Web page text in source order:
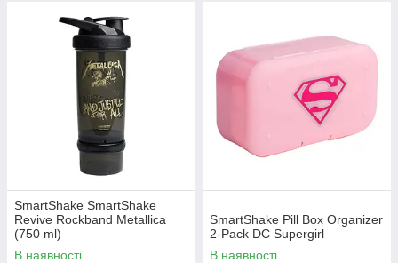
SmartShake SmartShake
Revive Rockband Metallica
(750 ml)
В наявності
SmartShake Pill Box Organizer
2-Pack DC Supergirl
В наявності